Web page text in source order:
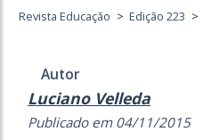
Revista Educação > Edição 223 >
Autor
Luciano Velleda
Publicado em 04/11/2015